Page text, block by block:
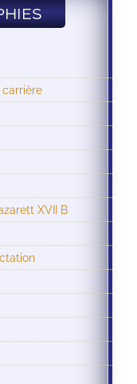
carrière
XVII B